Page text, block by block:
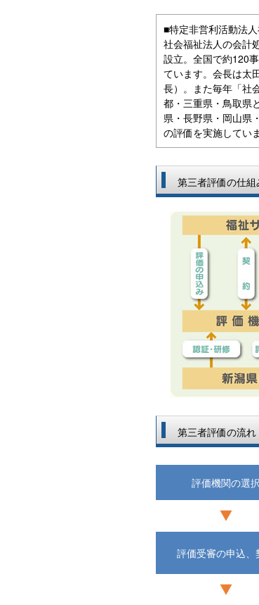
■特定非営利活動法
社会福祉法人の会計
設立。全国で約120
ています。会長は太
長）。また毎年「社
都・三重県・鳥取県
県・長野県・岡山県
の評価を実施してい
第三者評価の仕組
第三者評価の流れ
評価機関の選択
評価受審の申込、